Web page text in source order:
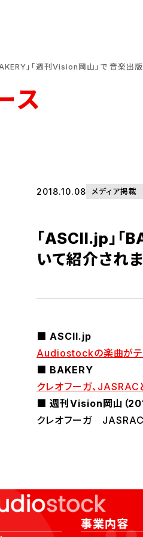
」「週刊Vision岡山」で 音楽出
ス
2018.10.08 メディア掲載
「ASCII.jp」「
いて紹介されま
■ ASCII.jp
Audiostockの楽曲がテ
■ BAKERY
クレオフーガ、
■ 週刊Vision岡山（
クレオフーガ
事業内容